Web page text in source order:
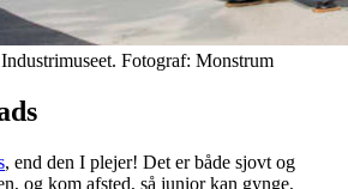
Fotograf: Monstrum
, end den I plejer! Det er både sjovt og
og kom afsted, så junior kan gynge,